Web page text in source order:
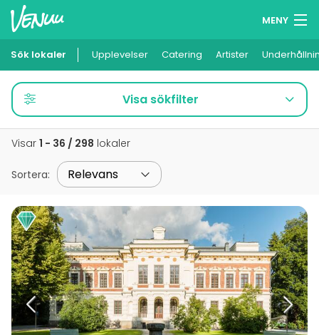
MENY
Minneslista
Logga in
Svenska
Sök lokaler Upplevelser Catering Artister
Visa sökfilter
Visar 1 - 36 / 298 lokaler
Sortera: